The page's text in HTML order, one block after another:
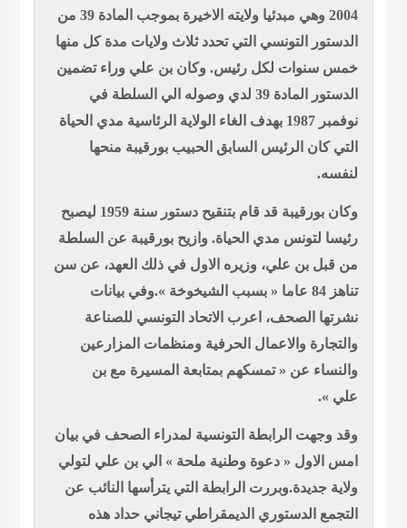
2004 وهي مبدئيا ولايته الاخيرة بموجب المادة 39 من
التونسي التي تحدد ثلاث ولايات مدة كل منها
لكل رئيس. وكان بن علي وراء تضمين
الدستور المادة 39 لدي وصوله الي السلطة في
نوفمبر 1987 بهدف الغاء الولاية الرئاسية مدي الحياة
الرئيس السابق الحبيب بورقيبة منحها
وكان بورقيبة قد قام بتنقيح دستور سنة 1959 ليصبح
مدي الحياة. وازيح بورقيبة عن السلطة
علي، وزيره الاول في ذلك العهد، عن سن
تناهز 84 عاما « بسبب الشيخوخة ».وفي بيانات
اعرب الاتحاد التونسي للصناعة
والاعمال الحرفية ومنظمات المزارعين
عن « تمسكهم بمتابعة المسيرة مع بن
الرابطة التونسية لمدراء الصحف في بيان
« دعوة وطنية ملحة » الي بن علي لتولي
الرابطة التي يترأسها النائب عن
الديمقراطي تيجاني حداد هذه